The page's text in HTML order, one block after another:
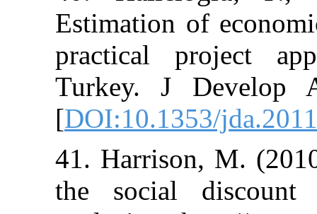
Estimation of
practical
Turkey. J
[DOI:10.1353/
41. Harrison,
the social